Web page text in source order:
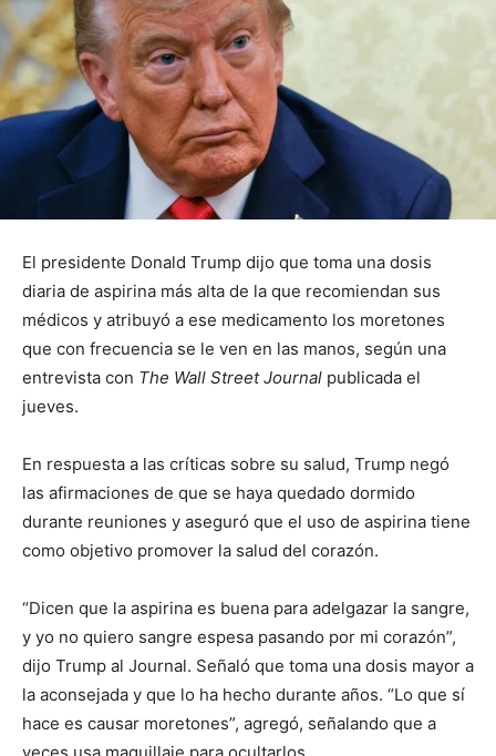
El presidente Donald Trump dijo que toma una dosis
diaria de aspirina más alta de la que recomiendan sus
médicos y atribuyó a ese medicamento los moretones
que con frecuencia se le ven en las manos, según una
entrevista con The Wall Street Journal publicada el
jueves.
En respuesta a las críticas sobre su salud, Trump negó
las afirmaciones de que se haya quedado dormido
durante reuniones y aseguró que el uso de aspirina tiene
como objetivo promover la salud del corazón.
“Dicen que la aspirina es buena para adelgazar la sangre,
y yo no quiero sangre espesa pasando por mi corazón”,
dijo Trump al Journal. Señaló que toma una dosis mayor a
la aconsejada y que lo ha hecho durante años. “Lo que sí
hace es causar moretones”, agregó, señalando que a